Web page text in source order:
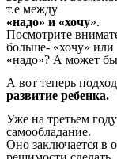
т.е между
«надо» и «хочу».
Посмотрите
больше- «хочу» или
«надо»? А может
А вот теперь
развитие ребенка.
Уже на третьем
самообладание.
Оно заключается в